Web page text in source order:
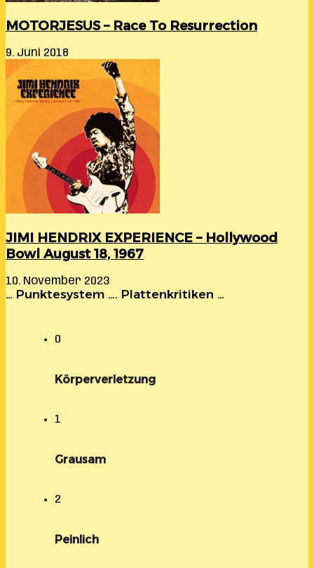
MOTORJESUS – Race To Resurrection
9. Juni 2018
JIMI HENDRIX EXPERIENCE – Hollywood
Bowl August 18, 1967
10. November 2023
… Punktesystem …. Plattenkritiken …
0
Körperverletzung
1
Grausam
2
Peinlich